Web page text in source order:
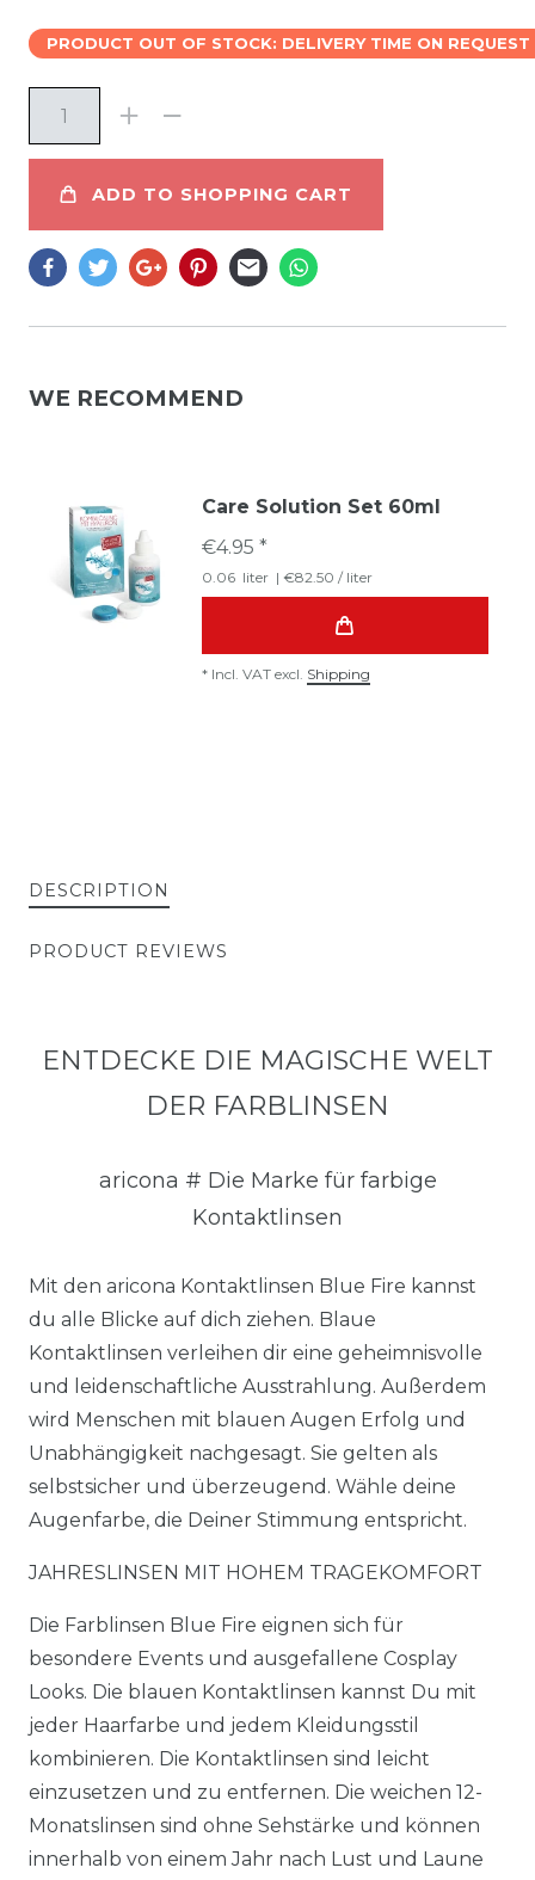
PRODUCT OUT OF STOCK: DELIVERY TIME ON REQUEST
ADD TO SHOPPING CART
WE RECOMMEND
Care Solution Set 60ml
€4.95 *
0.06 liter | €82.50 / liter
* Incl. VAT excl. Shipping
DESCRIPTION
PRODUCT REVIEWS
ENTDECKE DIE MAGISCHE WELT
DER FARBLINSEN
aricona # Die Marke für farbige
Kontaktlinsen
Mit den aricona Kontaktlinsen Blue Fire kannst
du alle Blicke auf dich ziehen. Blaue
Kontaktlinsen verleihen dir eine geheimnisvolle
und leidenschaftliche Ausstrahlung. Außerdem
wird Menschen mit blauen Augen Erfolg und
Unabhängigkeit nachgesagt. Sie gelten als
selbstsicher und überzeugend. Wähle deine
Augenfarbe, die Deiner Stimmung entspricht.
JAHRESLINSEN MIT HOHEM TRAGEKOMFORT
Die Farblinsen Blue Fire eignen sich für
besondere Events und ausgefallene Cosplay
Looks. Die blauen Kontaktlinsen kannst Du mit
jeder Haarfarbe und jedem Kleidungsstil
kombinieren. Die Kontaktlinsen sind leicht
einzusetzen und zu entfernen. Die weichen 12-
Monatslinsen sind ohne Sehstärke und können
innerhalb von einem Jahr nach Lust und Laune